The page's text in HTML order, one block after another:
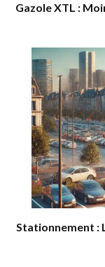
Gazole XTL :
Stationnement :